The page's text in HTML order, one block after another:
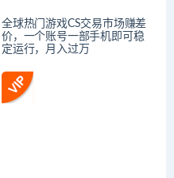
全球热门游戏CS交易市场赚差
价，一个账号一部手机即可稳
定运行，月入过万